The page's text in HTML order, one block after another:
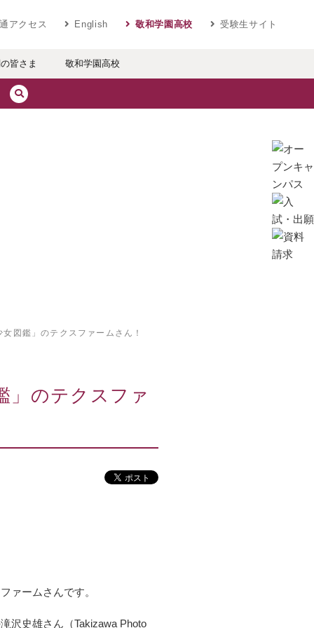
アクセス English 敬和学園高校 受験生サイト
皆さま 敬和学園高校
図鑑」のテクスファームさん！
」のテクスファ
ァームさんです。
沢史雄さん（Takizawa Photo